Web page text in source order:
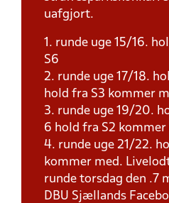
uafgjort.
1. runde uge 15/16.
S6
2. runde uge 17/18.
hold fra S3 kommer
3. runde uge 19/20.
6 hold fra S2 kommer
4. runde uge 21/22.
kommer med.
runde torsdag den .7
DBU Sjællands